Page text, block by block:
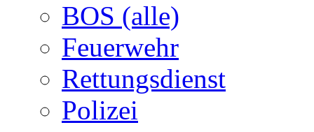
BOS (alle)
Feuerwehr
Rettungsdienst
Polizei